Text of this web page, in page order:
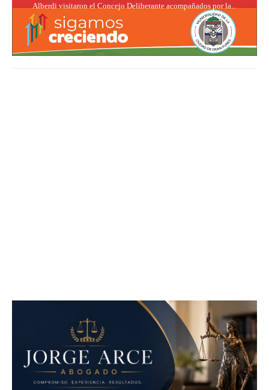
Alberdi visitaron el Concejo Deliberante acompañados por la...